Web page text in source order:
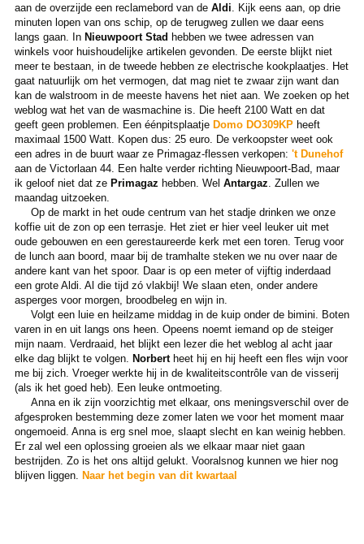
aan de overzijde een reclamebord van de Aldi . Kijk eens aan, op drie
minuten lopen van ons schip, op de terugweg zullen we daar eens
langs gaan. In Nieuwpoort Stad hebben we twee adressen van
winkels voor huishoudelijke artikelen gevonden. De eerste blijkt niet
meer te bestaan, in de tweede hebben ze electrische kookplaatjes. Het
gaat natuurlijk om het vermogen, dat mag niet te zwaar zijn want dan
kan de walstroom in de meeste havens het niet aan. We zoeken op het
weblog wat het van de wasmachine is. Die heeft 2100 Watt en dat
geeft geen problemen. Een éénpitsplaatje Domo DO309KPheeft
maximaal 1500 Watt. Kopen dus: 25 euro. De verkoopster weet ook
een adres in de buurt waar ze Primagaz-flessen verkopen: 't Dunehof
aan de Victorlaan 44. Een halte verder richting Nieuwpoort-Bad, maar
ik geloof niet dat ze Primagaz hebben. Wel Antargaz . Zullen we
maandag uitzoeken.
Op de markt in het oude centrum van het stadje drinken we onze
koffie uit de zon op een terrasje. Het ziet er hier veel leuker uit met
oude gebouwen en een gerestaureerde kerk met een toren. Terug voor
de lunch aan boord, maar bij de tramhalte steken we nu over naar de
andere kant van het spoor. Daar is op een meter of vijftig inderdaad
een grote Aldi. Al die tijd zó vlakbij! We slaan eten, onder andere
asperges voor morgen, broodbeleg en wijn in.
Volgt een luie en heilzame middag in de kuip onder de bimini. Boten
varen in en uit langs ons heen. Opeens noemt iemand op de steiger
mijn naam. Verdraaid, het blijkt een lezer die het weblog al acht jaar
elke dag blijkt te volgen.
Norbertheet hij en hij heeft een fles wijn voor
me bij zich. Vroeger werkte hij in de kwaliteitscontrôle van de visserij
(als ik het goed heb). Een leuke ontmoeting.
Anna en ik zijn voorzichtig met elkaar, ons meningsverschil over de
afgesproken bestemming deze zomer laten we voor het moment maar
ongemoeid. Anna is erg snel moe, slaapt slecht en kan weinig hebben.
Er zal wel een oplossing groeien als we elkaar maar niet gaan
bestrijden. Zo is het ons altijd gelukt. Vooralsnog kunnen we hier nog
blijven liggen.
Naar het begin van dit kwartaal